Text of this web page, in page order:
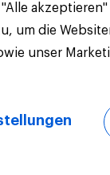
"Alle
um die
unser